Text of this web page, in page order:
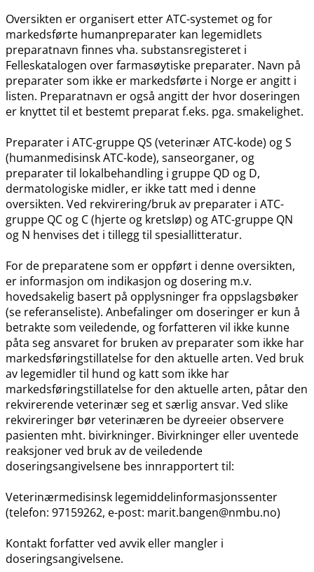
Oversikten er organisert etter ATC-systemet og for
markedsførte humanpreparater kan legemidlets
preparatnavn finnes vha. substansregisteret i
Felleskatalogen over farmasøytiske preparater. Navn på
preparater som ikke er markedsførte i Norge er angitt i
listen. Preparatnavn er også angitt der hvor doseringen
er knyttet til et bestemt preparat f.eks. pga. smakelighet.
Preparater i ATC-gruppe QS (veterinær ATC-kode) og S
(humanmedisinsk ATC-kode), sanseorganer, og
preparater til lokalbehandling i gruppe QD og D,
dermatologiske midler, er ikke tatt med i denne
oversikten. Ved rekvirering​/​bruk av preparater i ATC-
gruppe QC og C (hjerte og kretsløp) og ATC-gruppe QN
og N henvises det i tillegg til spesiallitteratur.
For de preparatene som er oppført i denne oversikten,
er informasjon om indikasjon og dosering m.v.
hovedsakelig basert på opplysninger fra oppslagsbøker
(se referanseliste). Anbefalinger om doseringer er kun å
betrakte som veiledende, og forfatteren vil ikke kunne
påta seg ansvaret for bruken av preparater som ikke har
markedsføringstillatelse for den aktuelle arten. Ved bruk
av legemidler til hund og katt som ikke har
markedsføringstillatelse for den aktuelle arten, påtar den
rekvirerende veterinær seg et særlig ansvar. Ved slike
rekvireringer bør veterinæren be dyreeier observere
pasienten mht. bivirkninger. Bivirkninger eller uventede
reaksjoner ved bruk av de veiledende
doseringsangivelsene bes innrapportert til:
Veterinærmedisinsk legemiddelinformasjonssenter
(telefon: 97159262, e-post: marit.bangen@nmbu.no)
Kontakt forfatter ved avvik eller mangler i
doseringsangivelsene.